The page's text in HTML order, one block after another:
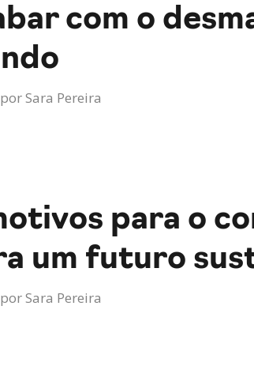
com o
Sara Pereira
para o
um futuro
Sara Pereira